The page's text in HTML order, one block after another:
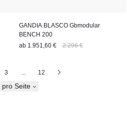
GANDIA BLASCO Gbmodular
BENCH 200
ab 1.951,60 € 2.296 €
Seite
3 12
Nächste
pro Seite